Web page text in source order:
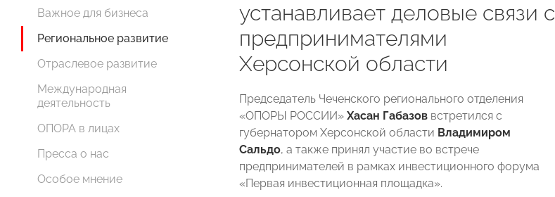
Важное для бизнеса
Региональное развитие
Отраслевое развитие
Международная
деятельность
ОПОРА в лицах
Пресса о нас
Особое мнение
устанавливает деловые связи с
предпринимателями
Херсонской области
Председатель Чеченского регионального отделения
«ОПОРЫ РОССИИ» Хасан Габазов встретился с
губернатором Херсонской области Владимиром
Сальдо, а также принял участие во встрече
предпринимателей в рамках инвестиционного форума
«Первая инвестиционная площадка».